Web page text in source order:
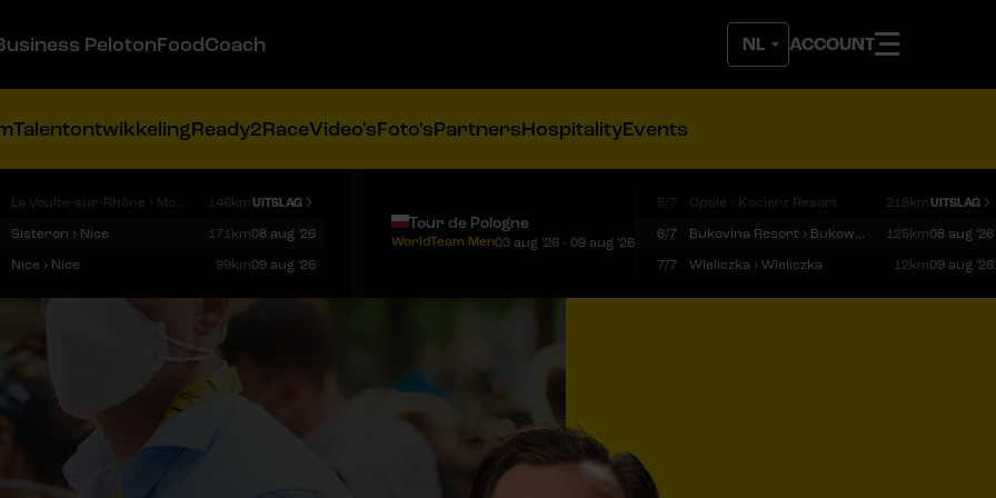
ACCOUNT
PelotonFoodCoach
TalentontwikkelingReady2RaceVideo'sFoto'sPartnersHospitalityEvents
La Voulte-sur-Rhône › Mont Ventoux 146kmUITSLAG
Sisteron › Nice 171km08 aug '26
Nice › Nice 99km09 aug '26
Tour de Pologne
WorldTeam Men03 aug '26 - 09 aug '26
5/7 Opole › Kocierz Resort 218kmUITSLAG
6/7
Bukovina Resort › Bukowina Tatrzańska 125km08 aug '26
7/7
Wieliczka › Wieliczka 12km09 aug '26